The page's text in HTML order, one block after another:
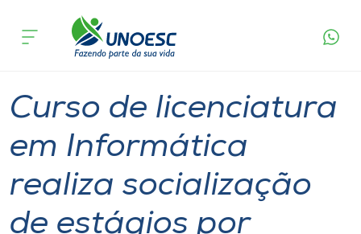
Cursos
Atendimento ao Estudante
Portal de Ensino
acontece
Curso de licenciatura
em Informática
realiza socialização
de estágios por